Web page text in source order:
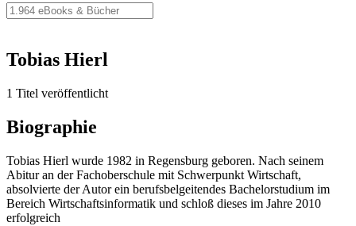
Tobias Hierl
1 Titel veröffentlicht
Biographie
Tobias Hierl wurde 1982 in Regensburg geboren. Nach seinem
Abitur an der Fachoberschule mit Schwerpunkt Wirtschaft,
absolvierte der Autor ein berufsbelgeitendes Bachelorstudium im
Bereich Wirtschaftsinformatik und schloß dieses im Jahre 2010
erfolgreich